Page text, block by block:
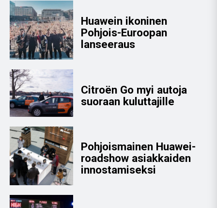
Huawein ikoninen
Pohjois-Euroopan
lanseeraus
Citroën Go myi autoja
suoraan kuluttajille
Pohjoismainen Huawei-
roadshow asiakkaiden
innostamiseksi